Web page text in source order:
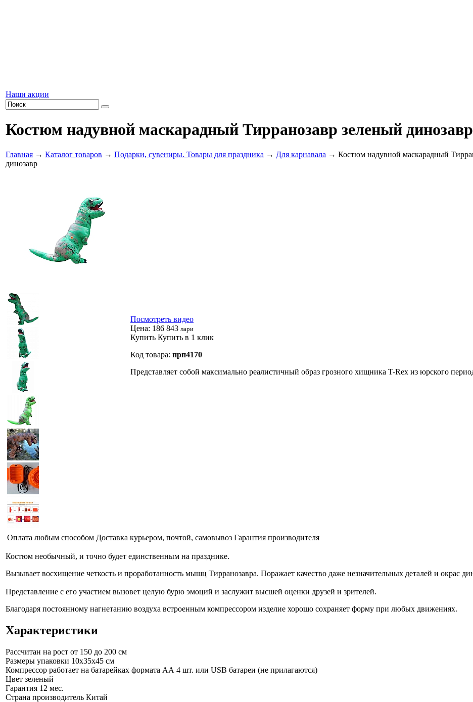
Наши акции
Костюм надувной маскарадный Тирранозавр зеленый динозавр
Главная → Каталог товаров → Подарки, сувениры. Товары для праздника → Для карнавала → Костюм надувной маскарадный
динозавр
Посмотреть видео
Цена: 186 843 лари
Купить Купить в 1 клик
Код товара: прп4170
Представляет собой максимально реалистичный образ грозного хищника T-Rex из юрского
Оплата любым способом Доставка курьером, почтой, самовывоз Гарантия производителя
Костюм необычный, и точно будет единственным на празднике.
Вызывает восхищение четкость и проработанность мышц Тирранозавра. Поражает качество даже незначительных деталей и окрас
Представление с его участием вызовет целую бурю эмоций и заслужит высшей оценки друзей и зрителей.
Благодаря постоянному нагнетанию воздуха встроенным компрессором изделие хорошо сохраняет форму при любых движениях.
Характеристики
Рассчитан на рост от 150 до 200 см
Размеры упаковки 10x35x45 см
Компрессор работает на батарейках формата АА 4 шт. или USB батареи (не прилагаются)
Цвет зеленый
Гарантия 12 мес.
Страна производитель Китай